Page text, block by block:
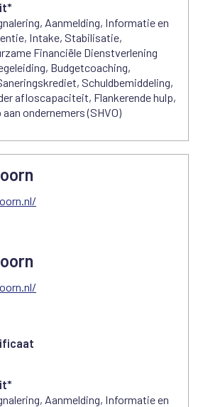
Aanmelding, Informatie en
Intake, Stabilisatie,
Financiële Dienstverlening
Budgetcoaching,
Schuldbemiddeling,
afloscapaciteit, Flankerende hulp,
ondernemers (SHVO)
Aanmelding, Informatie en